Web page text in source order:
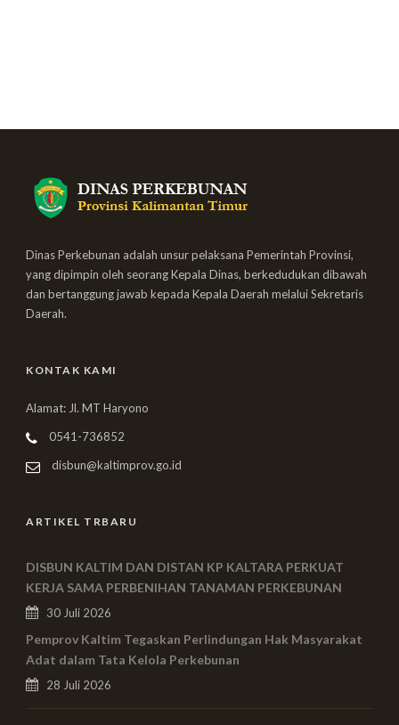
Dinas Perkebunan adalah unsur pelaksana Pemerintah Provinsi,
yang dipimpin oleh seorang Kepala Dinas, berkedudukan dibawah
dan bertanggung jawab kepada Kepala Daerah melalui Sekretaris
Daerah.
KONTAK KAMI
Alamat: Jl. MT Haryono
0541-736852
disbun@kaltimprov.go.id
ARTIKEL TRBARU
DISBUN KALTIM DAN DISTAN KP KALTARA PERKUAT
KERJA SAMA PERBENIHAN TANAMAN PERKEBUNAN
30 Juli 2026
Pemprov Kaltim Tegaskan Perlindungan Hak Masyarakat
Adat dalam Tata Kelola Perkebunan
28 Juli 2026